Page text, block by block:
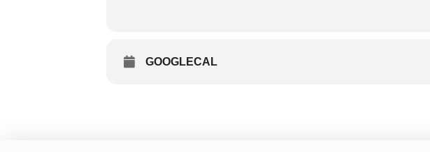
GOOGLECAL